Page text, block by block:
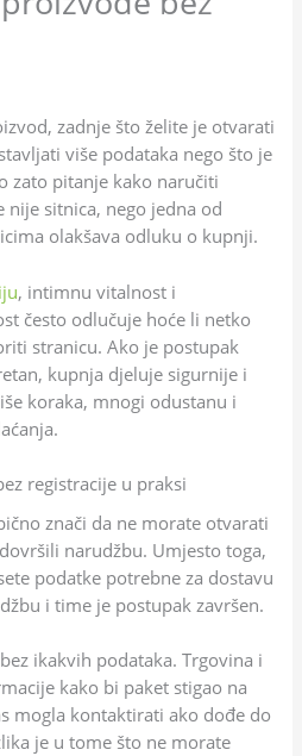
zadnje što želite je otvarati
više podataka nego što je
zato pitanje kako naručiti
nije sitnica, nego jedna od
olakšava odluku o kupnji.
, intimnu vitalnost i
često odlučuje hoće li netko
stranicu. Ako je postupak
kupnja djeluje sigurnije i
koraka, mnogi odustanu i
registracije u praksi
znači da ne morate otvarati
narudžbu. Umjesto toga,
podatke potrebne za dostavu
i time je postupak završen.
ikakvih podataka. Trgovina i
kako bi paket stigao na
mogla kontaktirati ako dođe do
je u tome što ne morate